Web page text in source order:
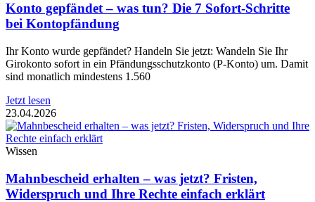
Konto gepfändet – was tun? Die 7 Sofort-Schritte
bei Kontopfändung
Ihr Konto wurde gepfändet? Handeln Sie jetzt: Wandeln Sie Ihr
Girokonto sofort in ein Pfändungsschutzkonto (P-Konto) um. Damit
sind monatlich mindestens 1.560
Jetzt lesen
23.04.2026
Wissen
Mahnbescheid erhalten – was jetzt? Fristen,
Widerspruch und Ihre Rechte einfach erklärt